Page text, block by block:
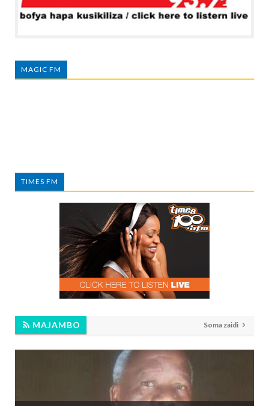
MAGIC FM
TIMES FM
MAJAMBO Soma zaidi